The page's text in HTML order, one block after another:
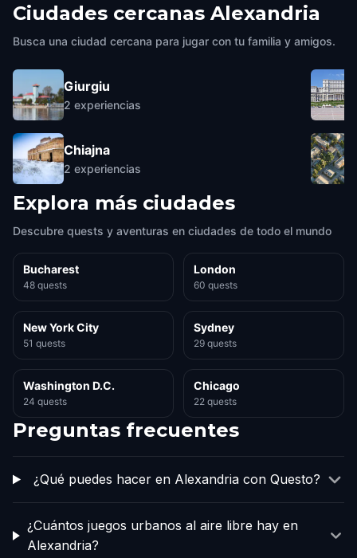
Ciudades cercanas Alexandria
Busca una ciudad cercana para jugar con tu familia y amigos.
Giurgiu
2 experiencias
Chiajna
2 experiencias
Explora más ciudades
Descubre quests y aventuras en ciudades de todo el mundo
Bucharest
48 quests
London
60 quests
New York City
51 quests
Sydney
29 quests
Washington D.C.
24 quests
Chicago
22 quests
Preguntas frecuentes
¿Qué puedes hacer en Alexandria con Questo?
¿Cuántos juegos urbanos al aire libre hay en
Alexandria?